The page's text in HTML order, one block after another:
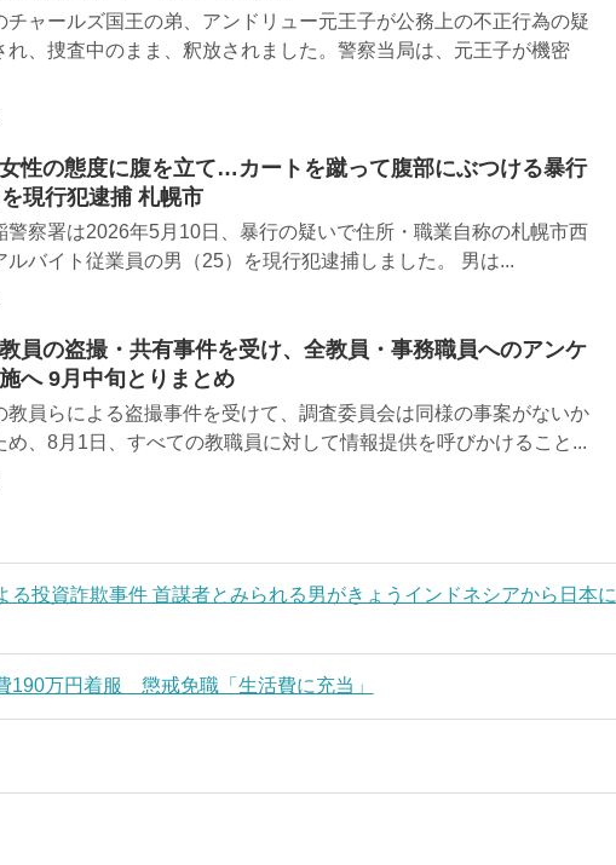
チャールズ国王の弟、アンドリュー元王子が公務上の不正行為の疑
れ、捜査中のまま、釈放されました。警察当局は、元王子が機密
性の態度に腹を立て…カートを蹴って腹部にぶつける暴行
現行犯逮捕 札幌市
警察署は2026年5月10日、暴行の疑いで住所・職業自称の札幌市西
ルバイト従業員の男（25）を現行犯逮捕しました。 男は...
員の盗撮・共有事件を受け、全教員・事務職員へのアンケ
へ 9月中旬とりまとめ
教員らによる盗撮事件を受けて、調査委員会は同様の事案がないか
め、8月1日、すべての教職員に対して情報提供を呼びかけること...
る投資詐欺事件 首謀者とみられる男がきょうインドネシアから日本に
190万円着服 懲戒免職「生活費に充当」